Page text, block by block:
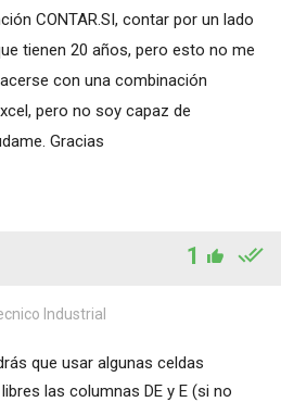
CONTAR.SI, contar por un lado
tienen 20 años, pero esto no me
con una combinación
pero no soy capaz de
Gracias
1
Industrial
que usar algunas celdas
las columnas DE y E (si no